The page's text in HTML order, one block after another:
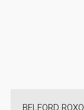
BELFORD